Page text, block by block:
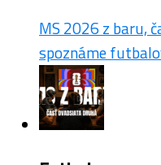
MS 2026 z baru,
spoznáme